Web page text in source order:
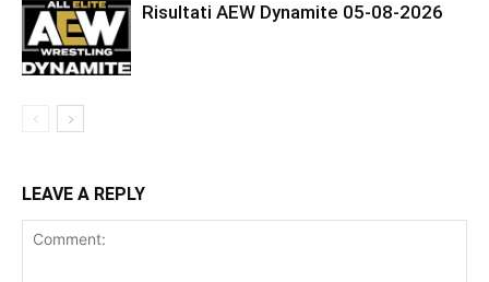
Risultati AEW Dynamite 05-08-2026
LEAVE A REPLY